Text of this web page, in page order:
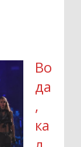
Во
да
,
ка